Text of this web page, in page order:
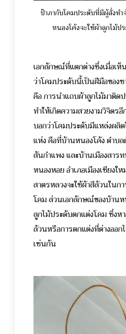
ป้าภากับโคมประดับที่มีผู้สั่งท
หนองโค้งจะใช้ผ้าลูกไม้ป
เอกลักษณ์ที่แตกต่างซึ่งเมื่อเ
ว่าโคมประดับนี้เป็นฝีมือของ
คือ การนำแถบผ้าลูกไม้มาติด
ทำให้เกิดความสวยงามวิจิตร
บอกว่าโคมประดับมีแหล่งผลิ
แห่ง คือที่บ้านหนองโค้ง ตำบล
สันกำแพง และบ้านเมืองสาร
หนองหอย อำเภอเมืองเชียงใ
สาตรหลวงจะใช้ผ้าสีล้วนในก
โคม ส่วนเอกลักษณ์ของบ้านห
ลูกไม้ประดับตกแต่งโคม ซึ่งห
ล้วนหรือการตกแต่งที่ต่างออก
เช่นกัน